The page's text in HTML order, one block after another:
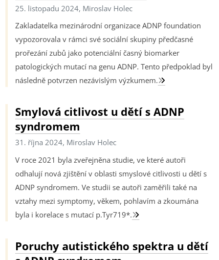
25. listopadu 2024, Miroslav Holec
Zakladatelka mezinárodní organizace ADNP foundation
vypozorovala v rámci své sociální skupiny předčasné
prořezání zubů jako potenciální časný biomarker
patologických mutací na genu ADNP. Tento předpoklad byl
následně potvrzen nezávislým výzkumem.
Smylová citlivost u dětí s ADNP
syndromem
31. října 2024, Miroslav Holec
V roce 2021 byla zveřejněna studie, ve které autoři
odhalují nová zjištění v oblasti smyslové citlivosti u dětí s
ADNP syndromem. Ve studii se autoři zaměřili také na
vztahy mezi symptomy, věkem, pohlavím a zkoumána
byla i korelace s mutací p.Tyr719*.
Poruchy autistického spektra u dětí